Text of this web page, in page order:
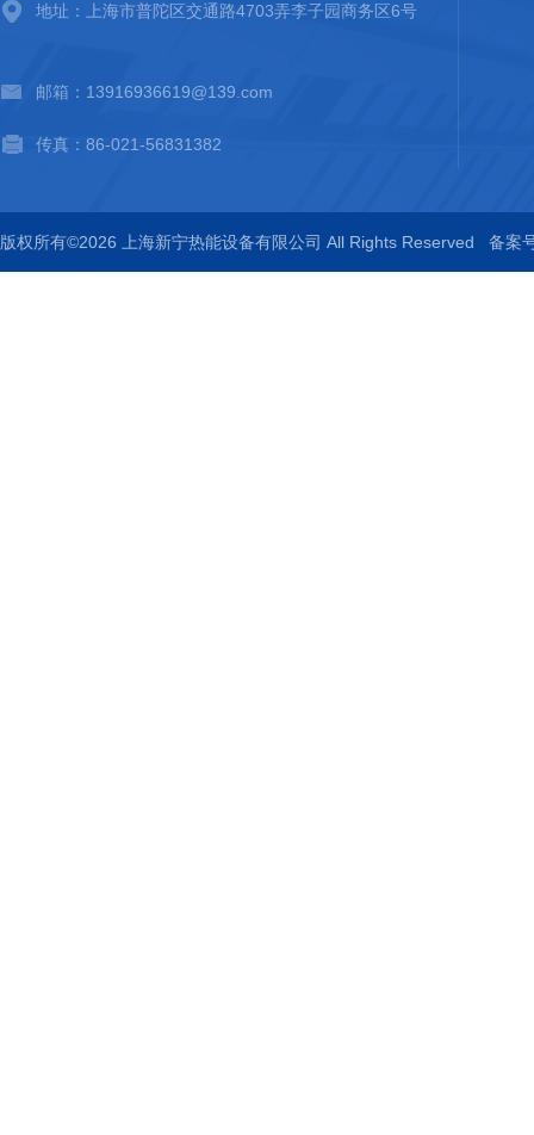
地址：上海市普陀区交通路4703弄李子园商务区6号
邮箱：13916936619@139.com
传真：86-021-56831382
版权所有©2026 上海新宁热能设备有限公司 All Rights Reserved 备案